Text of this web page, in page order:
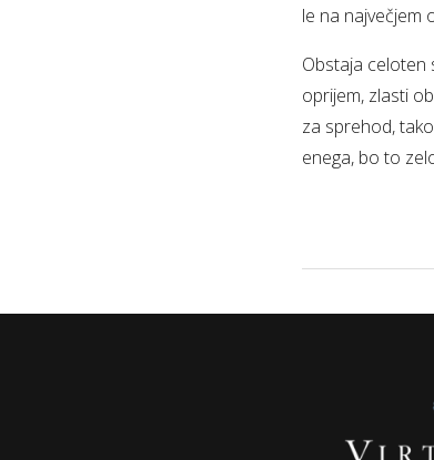
le na največjem
Obstaja celoten
oprijem, zlasti
za sprehod,
enega, bo to